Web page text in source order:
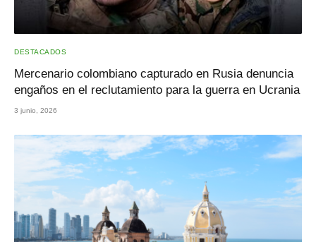
DESTACADOS
Mercenario colombiano capturado en Rusia denuncia
engaños en el reclutamiento para la guerra en Ucrania
3 junio, 2026